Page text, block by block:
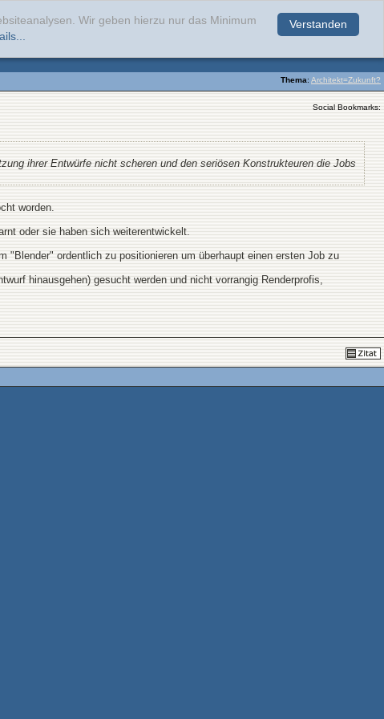
Verstanden
Wir geben hierzu nur das Minimum
Thema: Architekt=Zukunft?
Social Bookmarks:
ihrer Entwürfe nicht scheren und den seriösen Konstrukteuren die Jobs
worden.
oder sie haben sich weiterentwickelt.
ordentlich zu positionieren um überhaupt einen ersten Job zu
hinausgehen) gesucht werden und nicht vorrangig Renderprofis,